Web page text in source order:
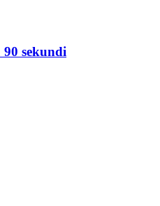
90 sekundi